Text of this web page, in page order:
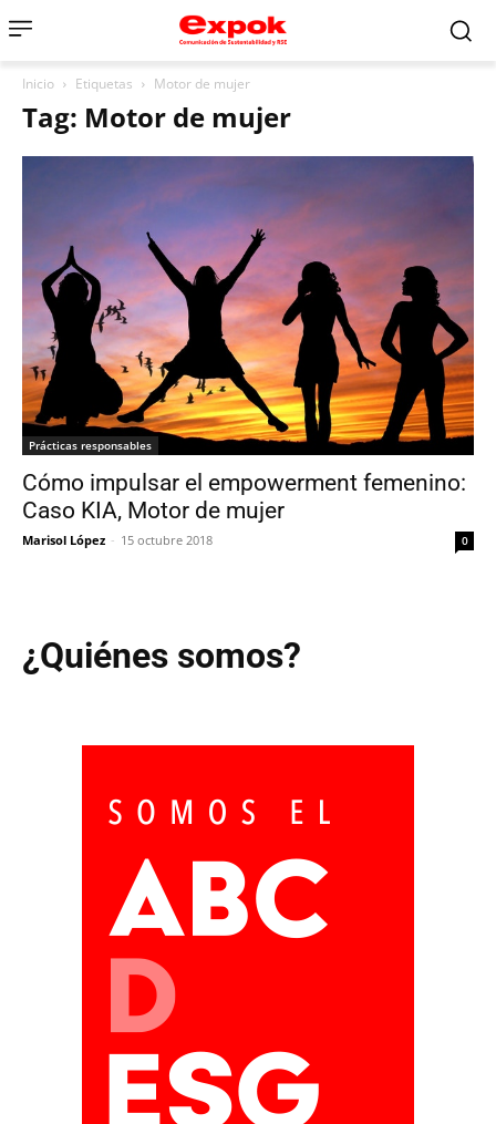
Inicio Etiquetas Motor de mujer
Tag: Motor de mujer
Prácticas responsables
Cómo impulsar el empowerment femenino:
Caso KIA, Motor de mujer
Marisol López - 15 octubre 2018 0
¿Quiénes somos?